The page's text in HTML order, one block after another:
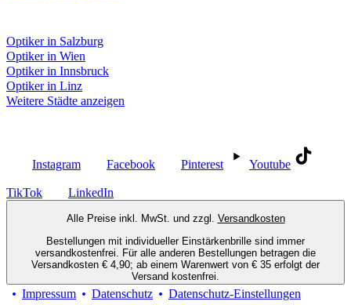
Optiker in Salzburg
Optiker in Wien
Optiker in Innsbruck
Optiker in Linz
Weitere Städte anzeigen
Instagram Facebook Pinterest Youtube
TikTok LinkedIn
Alle Preise inkl. MwSt. und zzgl. Versandkosten
Bestellungen mit individueller Einstärkenbrille sind immer
versandkostenfrei. Für alle anderen Bestellungen betragen die
Versandkosten € 4,90; ab einem Warenwert von € 35 erfolgt der
Versand kostenfrei.
Impressum Datenschutz
Datenschutz-Einstellungen